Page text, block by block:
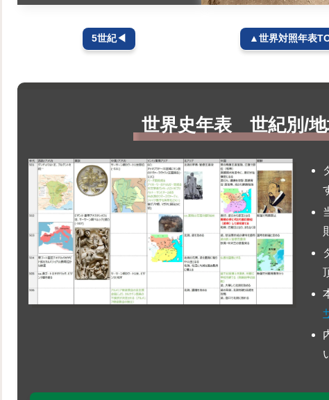
5世紀◀ ▲世界対照年表
世界史年表 世紀別/地